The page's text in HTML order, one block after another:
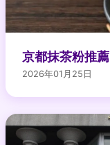
京都抹茶粉推
2026年01月25日